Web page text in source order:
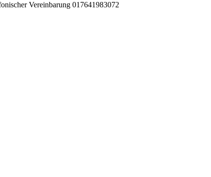
Vereinbarung 017641983072